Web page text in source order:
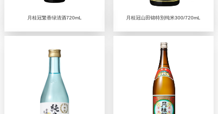
月桂冠繁香绿清酒720mL 月桂冠山田锦特別纯米300/720mL